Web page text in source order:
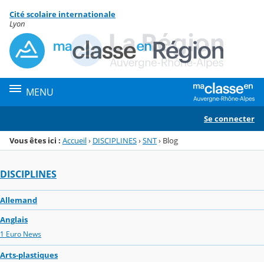
Menu de la rubrique
Contenu
Cité scolaire internationale
Lyon
MENU
Se connecter
Vous êtes ici : Accueil› DISCIPLINES›SNT› Blog
DISCIPLINES
Allemand
Anglais
1 Euro News
Arts-plastiques